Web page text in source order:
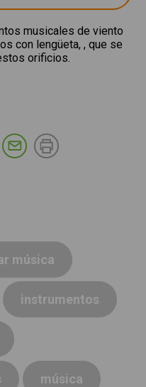
musicales de viento
con lengüeta, , que se
orificios.
en Twitteren Google Plus
Compartir en Pinterest
Compartir por E-
música
instrumentos
música